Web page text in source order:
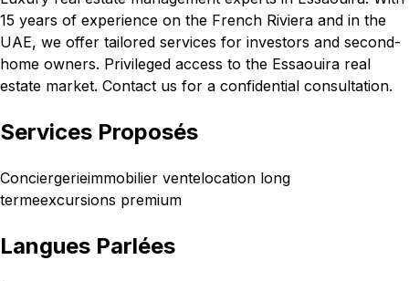
15 years of experience on the French Riviera and in the
UAE, we offer tailored services for investors and second-
home owners. Privileged access to the Essaouira real
estate market. Contact us for a confidential consultation.
Services Proposés
Conciergerieimmobilier ventelocation long
termeexcursions premium
Langues Parlées